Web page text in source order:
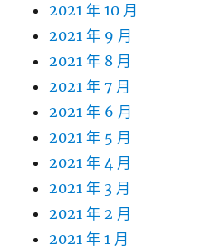
2021 年 10 月
2021 年 9 月
2021 年 8 月
2021 年 7 月
2021 年 6 月
2021 年 5 月
2021 年 4 月
2021 年 3 月
2021 年 2 月
2021 年 1 月